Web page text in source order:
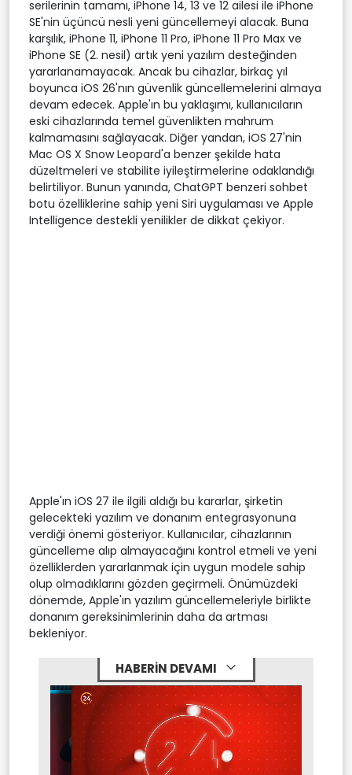
serilerinin tamamı, iPhone 14, 13 ve 12 ailesi ile iPhone
SE'nin üçüncü nesli yeni güncellemeyi alacak. Buna
karşılık, iPhone 11, iPhone 11 Pro, iPhone 11 Pro Max ve
iPhone SE (2. nesil) artık yeni yazılım desteğinden
yararlanamayacak. Ancak bu cihazlar, birkaç yıl
boyunca iOS 26'nın güvenlik güncellemelerini almaya
devam edecek. Apple'ın bu yaklaşımı, kullanıcıların
eski cihazlarında temel güvenlikten mahrum
kalmamasını sağlayacak. Diğer yandan, iOS 27'nin
Mac OS X Snow Leopard'a benzer şekilde hata
düzeltmeleri ve stabilite iyileştirmelerine odaklandığı
belirtiliyor. Bunun yanında, ChatGPT benzeri sohbet
botu özelliklerine sahip yeni Siri uygulaması ve Apple
Intelligence destekli yenilikler de dikkat çekiyor.
Apple'ın iOS 27 ile ilgili aldığı bu kararlar, şirketin
gelecekteki yazılım ve donanım entegrasyonuna
verdiği önemi gösteriyor. Kullanıcılar, cihazlarının
güncelleme alıp almayacağını kontrol etmeli ve yeni
özelliklerden yararlanmak için uygun modele sahip
olup olmadıklarını gözden geçirmeli. Önümüzdeki
dönemde, Apple'ın yazılım güncellemeleriyle birlikte
donanım gereksinimlerinin daha da artması
bekleniyor.
HABERİN DEVAMI